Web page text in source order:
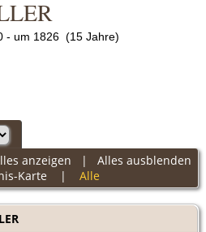
- um 1826 (15 Jahre)
anzeigen | Alles ausblenden
Karte | Alle